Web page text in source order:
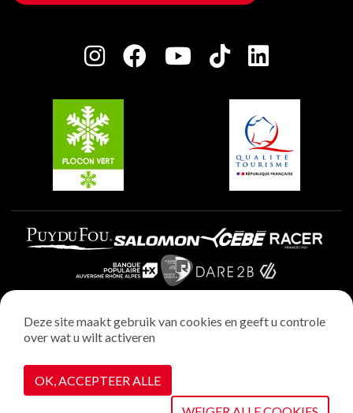
Huis van de eigenaar
Charter van toegewijde spelers
Plagne Villages
Plagne Aime 2000
Wettelijke vermeldingen
Privacybeleid
Realisatie : StudioJuillet
Cookiebeheer
Deze site maakt gebruik van cookies en geeft u controle
over wat u wilt activeren
OK, ACCEPTEER ALLE